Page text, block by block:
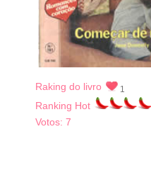
Raking do livro 1
Ranking Hot
Votos: 7